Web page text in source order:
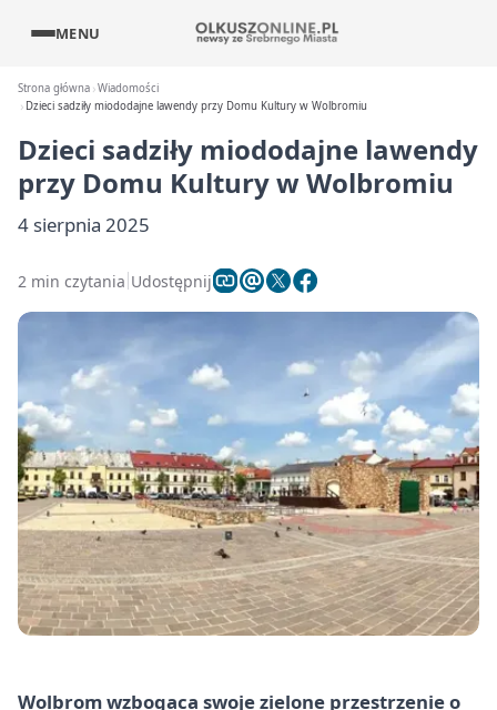
MENU
Strona główna Wiadomości
Dzieci sadziły miododajne lawendy przy Domu Kultury w Wolbromiu
Dzieci sadziły miododajne lawendy
przy Domu Kultury w Wolbromiu
4 sierpnia 2025
2 min czytania Udostępnij
Wolbrom wzbogaca swoje zielone przestrzenie o